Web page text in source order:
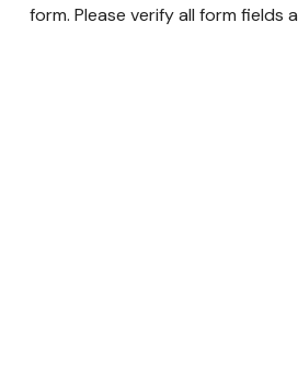
form. Please verify all form fields